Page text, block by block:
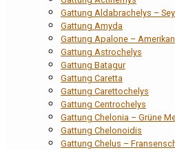
Gattung Aldabrachelys –
Gattung Amyda
Gattung Apalone –
Gattung Astrochelys
Gattung Batagur
Gattung Caretta
Gattung Carettochelys
Gattung Centrochelys
Gattung Chelonia – Grüne
Gattung Chelonoidis
Gattung Chelus –